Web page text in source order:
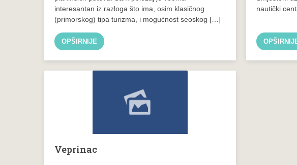
interesantan iz razloga što ima, osim klasičnog
(primorskog) tipa turizma, i mogućnost seoskog […]
OPŠIRNIJE
nautički
Veprinac